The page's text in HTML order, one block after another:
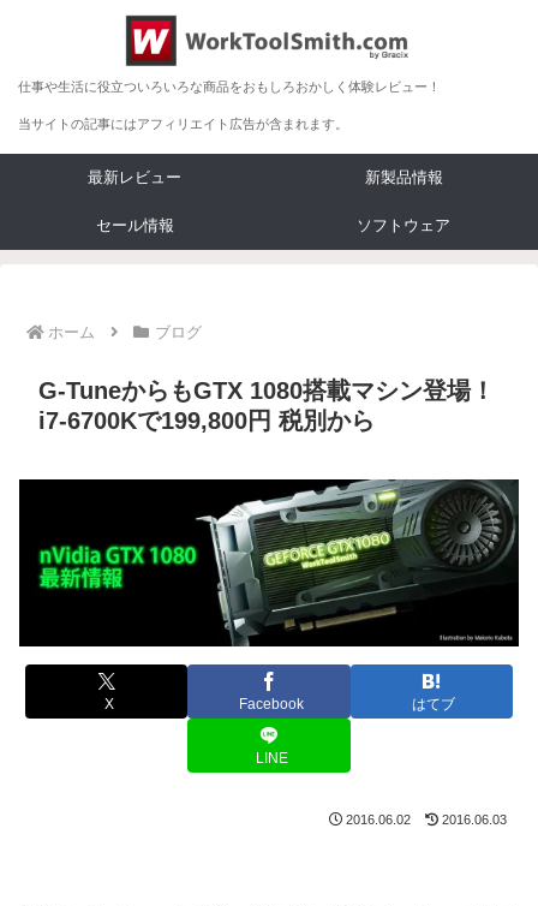
仕事や生活に役立ついろいろな商品をおもしろおかしく体験レビュー！
当サイトの記事にはアフィリエイト広告が含まれます。
最新レビュー 新製品情報
セール情報 ソフトウェア
ホーム ブログ
G-TuneからもGTX 1080搭載マシン登場！
i7-6700Kで199,800円 税別から
X Facebook はてブ
LINE
2016.06.02 2016.06.03